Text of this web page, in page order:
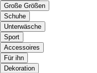
Große Größen
Schuhe
Unterwäsche
Sport
Accessoires
Für ihn
Dekoration